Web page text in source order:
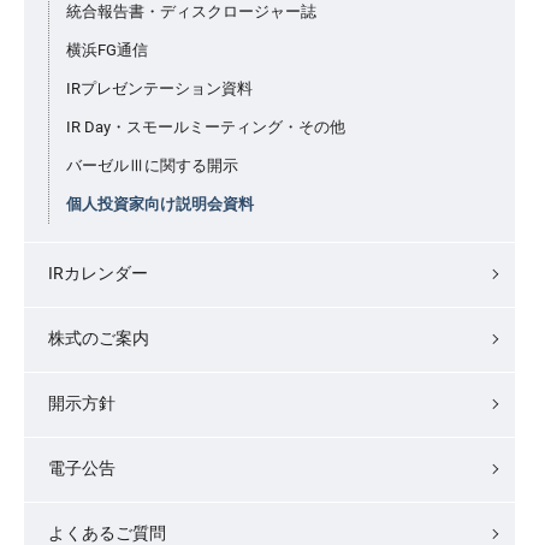
統合報告書・ディスクロージャー誌
横浜FG通信
IRプレゼンテーション資料
IR Day・スモールミーティング・その他
バーゼルⅢに関する開示
個人投資家向け説明会資料
IRカレンダー
株式のご案内
開示方針
電子公告
よくあるご質問